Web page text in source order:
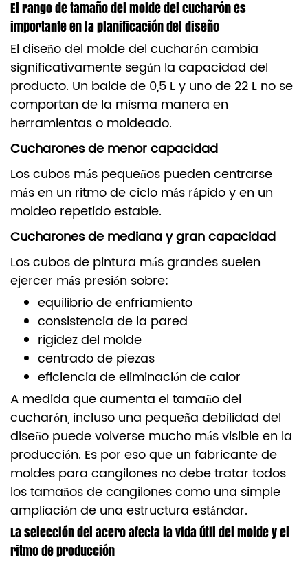
El rango de tamaño del molde del cucharón es
importante en la planificación del diseño
El diseño del molde del cucharón cambia
significativamente según la capacidad del
producto. Un balde de 0,5 L y uno de 22 L no se
comportan de la misma manera en
herramientas o moldeado.
Cucharones de menor capacidad
Los cubos más pequeños pueden centrarse
más en un ritmo de ciclo más rápido y en un
moldeo repetido estable.
Cucharones de mediana y gran capacidad
Los cubos de pintura más grandes suelen
ejercer más presión sobre:
equilibrio de enfriamiento
consistencia de la pared
rigidez del molde
centrado de piezas
eficiencia de eliminación de calor
A medida que aumenta el tamaño del
cucharón, incluso una pequeña debilidad del
diseño puede volverse mucho más visible en la
producción. Es por eso que un fabricante de
moldes para cangilones no debe tratar todos
los tamaños de cangilones como una simple
ampliación de una estructura estándar.
La selección del acero afecta la vida útil del molde y el
ritmo de producción